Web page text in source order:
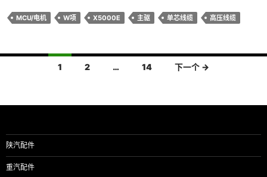
MCU/电机 W项 X5000E 主驱 单芯线缆 高压线缆
导
1 2 … 14 下一个 →
陕汽配件
重汽配件